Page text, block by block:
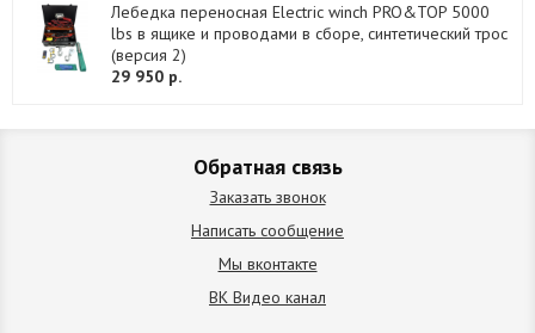
Лебедка переносная Electric winch PRO&TOP 5000
lbs в ящике и проводами в сборе, синтетический трос
(версия 2)
29 950 р.
Обратная связь
Заказать звонок
Написать сообщение
Мы вконтакте
ВК Видео канал